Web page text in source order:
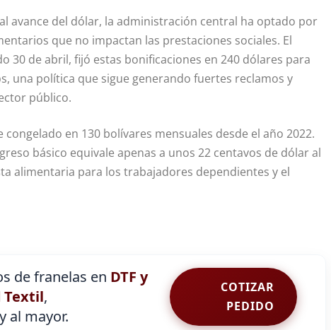
avance del dólar, la administración central ha optado por
que no impactan las prestaciones sociales. El
30 de abril, fijó estas bonificaciones en 240 dólares para
una política que sigue generando fuertes reclamos y
público.
en 130 bolívares mensuales desde el año 2022.
básico equivale apenas a unos 22 centavos de dólar al
alimentaria para los trabajadores dependientes y el
de franelas en DTF y
Textil,
al mayor.
COTIZAR
PEDIDO